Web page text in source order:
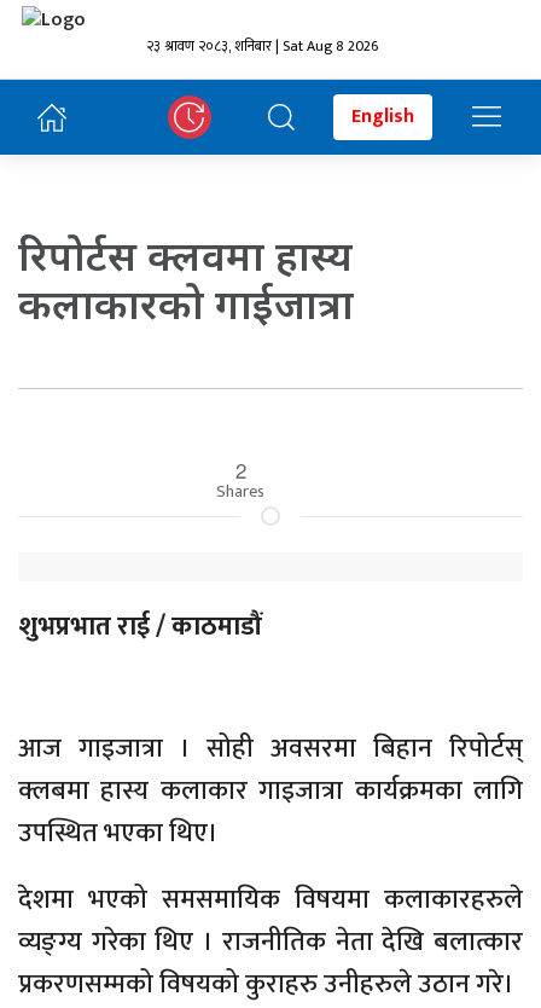
२३ श्रावण २०८३, शनिबार | Sat Aug 8 2026
English
रिपोर्टस क्लवमा हास्य
कलाकारको गाईजात्रा
2
Shares
शुभप्रभात राई / काठमाडौं
आज गाइजात्रा । सोही अवसरमा बिहान रिपोर्टस्
क्लबमा हास्य कलाकार गाइजात्रा कार्यक्रमका लागि
उपस्थित भएका थिए।
देशमा भएको समसमायिक विषयमा कलाकारहरुले
व्यङ्ग्य गरेका थिए । राजनीतिक नेता देखि बलात्कार
प्रकरणसम्मको विषयको कुराहरु उनीहरुले उठान गरे।